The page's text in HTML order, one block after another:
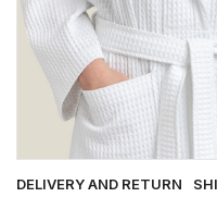
DELIVERY AND RETURN